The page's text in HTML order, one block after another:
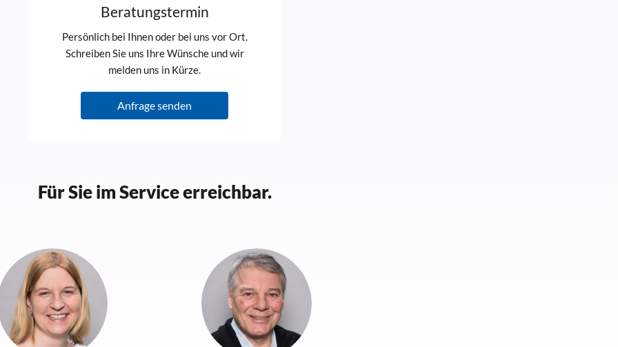
Beratungstermin
Persönlich bei Ihnen oder bei uns vor Ort.
Schreiben Sie uns Ihre Wünsche und wir
melden uns in Kürze.
Anfrage senden
Für Sie im Service erreichbar.